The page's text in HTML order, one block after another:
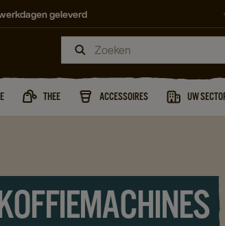
geleverd
THEE ACCESSOIRES UW